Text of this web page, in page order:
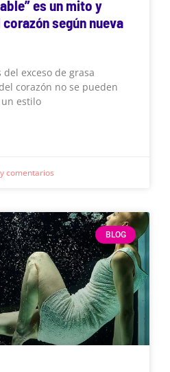
es un mito y
según nueva
del exceso de grasa
corazón no se pueden
estilo
comentarios
BLOG